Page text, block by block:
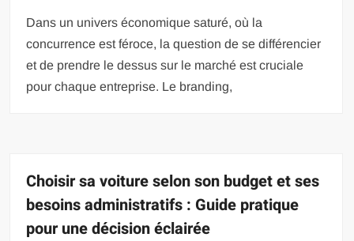
Dans un univers économique saturé, où la
concurrence est féroce, la question de se différencier
et de prendre le dessus sur le marché est cruciale
pour chaque entreprise. Le branding,
Choisir sa voiture selon son budget et ses
besoins administratifs : Guide pratique
pour une décision éclairée